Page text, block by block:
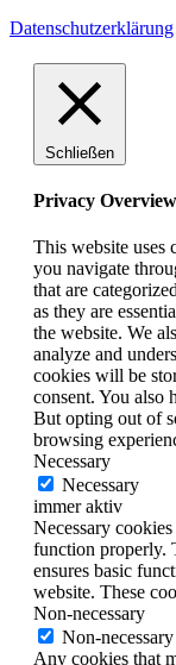
Datenschutzerklärung
Schließen
Privacy Overview
This website uses
you navigate
that are
as they are
the website. We
analyze and
cookies will be
consent. You also
But opting out of
browsing
Necessary
Necessary
immer aktiv
Necessary
function properly.
ensures basic
website. These
Non-necessary
Non-necessary
Any cookies that